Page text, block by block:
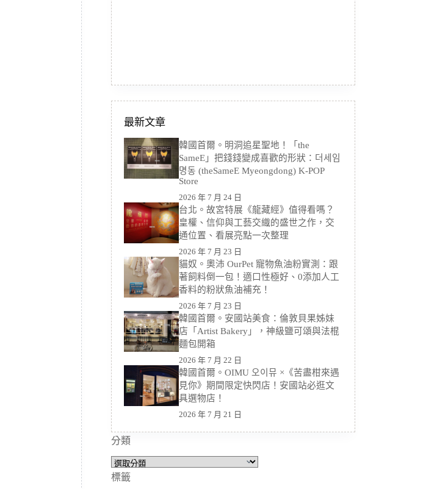
最新文章
韓國首爾。明洞追星聖地！「the
SameE」把錢錢變成喜歡的形狀：더세임
명동 (theSameE Myeongdong) K-POP
Store
2026 年 7 月 24 日
台北。故宮特展《龍藏經》值得看嗎？
皇權、信仰與工藝交織的盛世之作，交
通位置、看展亮點一次整理
2026 年 7 月 23 日
貓奴。奧沛 OurPet 寵物魚油粉實測：跟
著飼料倒一包！適口性極好、0添加人工
香料的粉狀魚油補充！
2026 年 7 月 23 日
韓國首爾。安國站美食：倫敦貝果姊妹
店「Artist Bakery」，神級鹽可頌與法棍
麵包開箱
2026 年 7 月 22 日
韓國首爾。OIMU 오이뮤 ×《苦盡柑來遇
見你》期間限定快閃店！安國站必逛文
具選物店！
2026 年 7 月 21 日
分類
分
類
標籤